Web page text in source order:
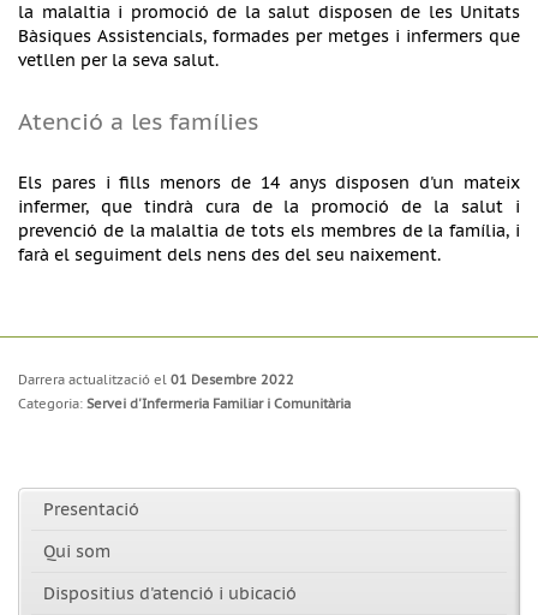
la malaltia i promoció de la salut disposen de les Unitats
Bàsiques Assistencials, formades per metges i infermers que
vetllen per la seva salut.
Atenció a les famílies
Els pares i fills menors de 14 anys disposen d'un mateix
infermer, que tindrà cura de la promoció de la salut i
prevenció de la malaltia de tots els membres de la família, i
farà el seguiment dels nens des del seu naixement.
Darrera actualització el 01 Desembre 2022
Categoria: Servei d'Infermeria Familiar i Comunitària
Presentació
Qui som
Dispositius d'atenció i ubicació